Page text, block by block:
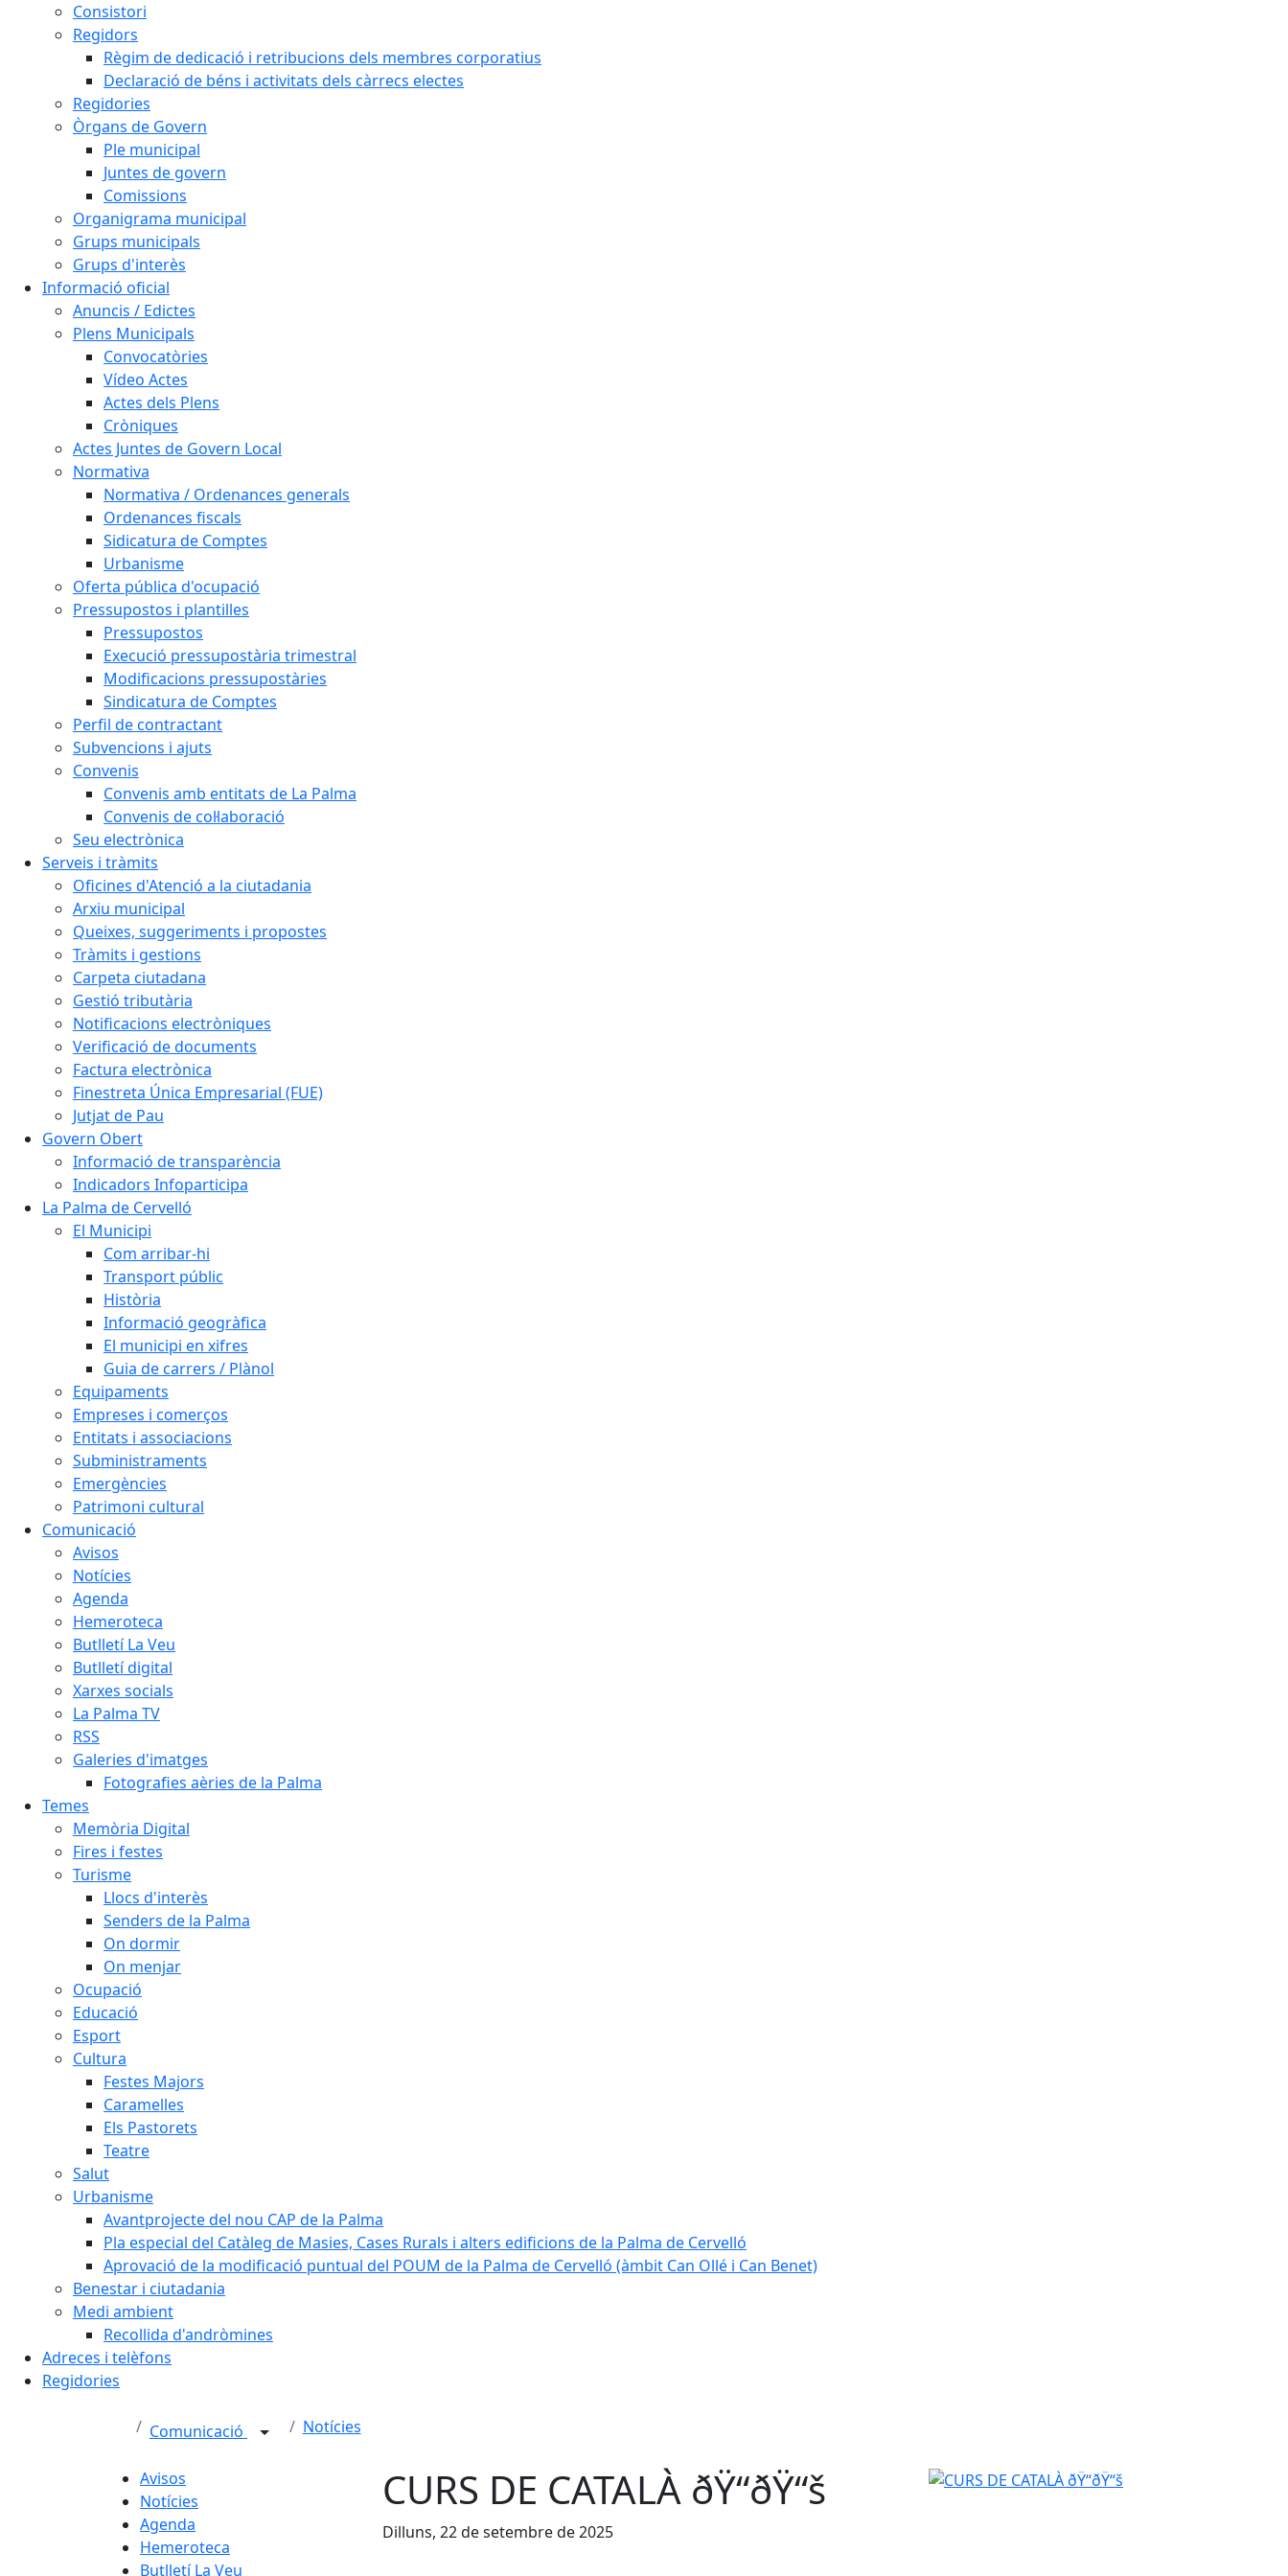
Consistori
Regidors
Règim de dedicació i retribucions dels membres corporatius
Declaració de béns i activitats dels càrrecs electes
Regidories
Òrgans de Govern
Ple municipal
Juntes de govern
Comissions
Organigrama municipal
Grups municipals
Grups d'interès
Informació oficial
Anuncis / Edictes
Plens Municipals
Convocatòries
Vídeo Actes
Actes dels Plens
Cròniques
Actes Juntes de Govern Local
Normativa
Normativa / Ordenances generals
Ordenances fiscals
Sidicatura de Comptes
Urbanisme
Oferta pública d'ocupació
Pressupostos i plantilles
Pressupostos
Execució pressupostària trimestral
Modificacions pressupostàries
Sindicatura de Comptes
Perfil de contractant
Subvencions i ajuts
Convenis
Convenis amb entitats de La Palma
Convenis de col·laboració
Seu electrònica
Serveis i tràmits
Oficines d'Atenció a la ciutadania
Arxiu municipal
Queixes, suggeriments i propostes
Tràmits i gestions
Carpeta ciutadana
Gestió tributària
Notificacions electròniques
Verificació de documents
Factura electrònica
Finestreta Única Empresarial (FUE)
Jutjat de Pau
Govern Obert
Informació de transparència
Indicadors Infoparticipa
La Palma de Cervelló
El Municipi
Com arribar-hi
Transport públic
Història
Informació geogràfica
El municipi en xifres
Guia de carrers / Plànol
Equipaments
Empreses i comerços
Entitats i associacions
Subministraments
Emergències
Patrimoni cultural
Comunicació
Avisos
Notícies
Agenda
Hemeroteca
Butlletí La Veu
Butlletí digital
Xarxes socials
La Palma TV
RSS
Galeries d'imatges
Fotografies aèries de la Palma
Temes
Memòria Digital
Fires i festes
Turisme
Llocs d'interès
Senders de la Palma
On dormir
On menjar
Ocupació
Educació
Esport
Cultura
Festes Majors
Caramelles
Els Pastorets
Teatre
Salut
Urbanisme
Avantprojecte del nou CAP de la Palma
Pla especial del Catàleg de Masies, Cases Rurals i alters edificions de la Palma de Cervelló
Aprovació de la modificació puntual del POUM de la Palma de Cervelló (àmbit Can Ollé i Can Benet)
Benestar i ciutadania
Medi ambient
Recollida d'andròmines
Adreces i telèfons
Regidories
Comunicació Notícies
Avisos
Notícies
Agenda
Hemeroteca
Butlletí La Veu
CURS DE CATALÀ ðŸ“ðŸ“š
Dilluns, 22 de setembre de 2025
CURS DE CATALÀ ðŸ“ðŸ“š